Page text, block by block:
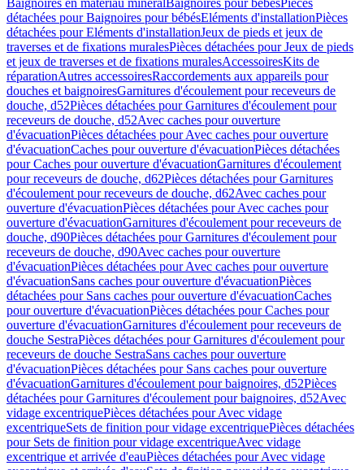
Baignoires en matériau minéralBaignoires pour bébésPièces
détachées pour Baignoires pour bébésEléments d'installationPièces
détachées pour Eléments d'installationJeux de pieds et jeux de
traverses et de fixations muralesPièces détachées pour Jeux de pieds
et jeux de traverses et de fixations muralesAccessoiresKits de
réparationAutres accessoiresRaccordements aux appareils pour
douches et baignoiresGarnitures d'écoulement pour receveurs de
douche, d52Pièces détachées pour Garnitures d'écoulement pour
receveurs de douche, d52Avec caches pour ouverture
d'évacuationPièces détachées pour Avec caches pour ouverture
d'évacuationCaches pour ouverture d'évacuationPièces détachées
pour Caches pour ouverture d'évacuationGarnitures d'écoulement
pour receveurs de douche, d62Pièces détachées pour Garnitures
d'écoulement pour receveurs de douche, d62Avec caches pour
ouverture d'évacuationPièces détachées pour Avec caches pour
ouverture d'évacuationGarnitures d'écoulement pour receveurs de
douche, d90Pièces détachées pour Garnitures d'écoulement pour
receveurs de douche, d90Avec caches pour ouverture
d'évacuationPièces détachées pour Avec caches pour ouverture
d'évacuationSans caches pour ouverture d'évacuationPièces
détachées pour Sans caches pour ouverture d'évacuationCaches
pour ouverture d'évacuationPièces détachées pour Caches pour
ouverture d'évacuationGarnitures d'écoulement pour receveurs de
douche SestraPièces détachées pour Garnitures d'écoulement pour
receveurs de douche SestraSans caches pour ouverture
d'évacuationPièces détachées pour Sans caches pour ouverture
d'évacuationGarnitures d'écoulement pour baignoires, d52Pièces
détachées pour Garnitures d'écoulement pour baignoires, d52Avec
vidage excentriquePièces détachées pour Avec vidage
excentriqueSets de finition pour vidage excentriquePièces détachées
pour Sets de finition pour vidage excentriqueAvec vidage
excentrique et arrivée d'eauPièces détachées pour Avec vidage